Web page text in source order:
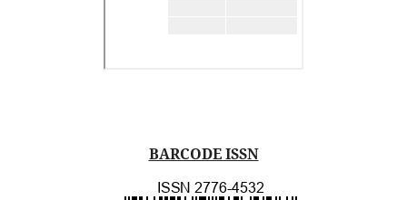
BARCODE ISSN